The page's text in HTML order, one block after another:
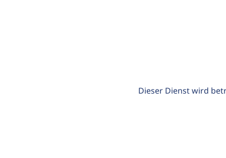
Dieser Dienst wird